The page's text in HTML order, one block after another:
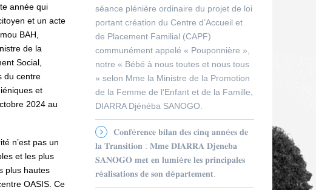
année qui
et un acte
BAH,
de la
Social,
du centre
et
2024 au
n’est pas un
et les plus
plus hautes
OASIS. Ce
séance plénière ordinaire du projet de loi
portant création du Centre d’Accueil et
de Placement Familial (CAPF)
communément appelé « Pouponnière »,
notre « Bébé à nous toutes et nous tous
» selon Mme la Ministre de la Promotion
de la Femme de l’Enfant et de la Famille,
DIARRA Djénéba SANOGO.
𝐂𝐨𝐧𝐟é𝐫𝐞𝐧𝐜𝐞 𝐛𝐢𝐥𝐚𝐧 𝐝𝐞𝐬 𝐜𝐢𝐧𝐪 𝐚𝐧𝐧é𝐞𝐬 𝐝𝐞
𝐥𝐚 𝐓𝐫𝐚𝐧𝐬𝐢𝐭𝐢𝐨𝐧 : 𝐌𝐦𝐞 𝐃𝐈𝐀𝐑𝐑𝐀 𝐃𝐣𝐞𝐧𝐞𝐛𝐚
𝐒𝐀𝐍𝐎𝐆𝐎 𝐦𝐞𝐭 𝐞𝐧 𝐥𝐮𝐦𝐢è𝐫𝐞 𝐥𝐞𝐬 𝐩𝐫𝐢𝐧𝐜𝐢𝐩𝐚𝐥𝐞𝐬
𝐫é𝐚𝐥𝐢𝐬𝐚𝐭𝐢𝐨𝐧𝐬 𝐝𝐞 𝐬𝐨𝐧 𝐝é𝐩𝐚𝐫𝐭𝐞𝐦𝐞𝐧𝐭.